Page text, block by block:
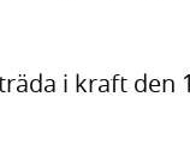
i kraft den